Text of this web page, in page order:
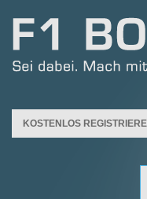
KOSTENLOS